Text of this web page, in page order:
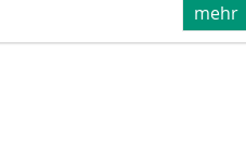
mehr